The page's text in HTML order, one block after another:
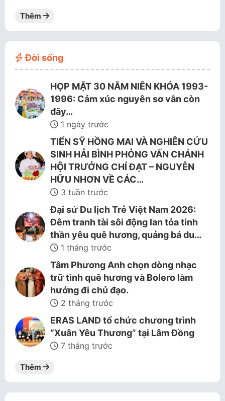
Thêm
Đời sống
HỌP MẶT 30 NĂM NIÊN KHÓA 1993-
1996: Cảm xúc nguyên sơ vẫn còn
đây…
1 ngày trước
TIẾN SỸ HỒNG MAI VÀ NGHIÊN CỨU
SINH HẢI BÌNH PHỎNG VẤN CHÁNH
HỘI TRƯỞNG CHÍ ĐẠT – NGUYỄN
HỮU NHƠN VỀ CÁC…
3 tuần trước
Đại sứ Du lịch Trẻ Việt Nam 2026:
Đêm tranh tài sôi động lan tỏa tinh
thần yêu quê hương, quảng bá du…
1 tháng trước
Tâm Phương Anh chọn dòng nhạc
trữ tình quê hương và Bolero làm
hướng đi chủ đạo.
2 tháng trước
ERAS LAND tổ chức chương trình
“Xuân Yêu Thương” tại Lâm Đồng
7 tháng trước
Thêm